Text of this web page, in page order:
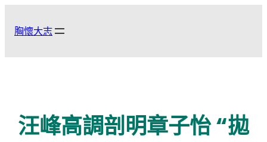
胸懷大志
汪峰高調剖明章子怡 “拋